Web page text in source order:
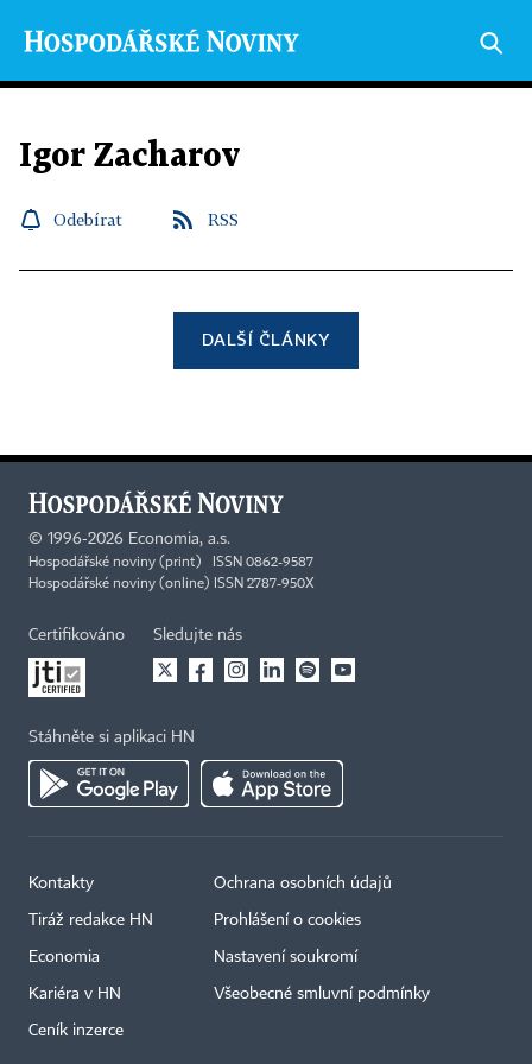
Igor Zacharov
Odebírat RSS
DALŠÍ ČLÁNKY
© 1996-2026 Economia, a.s.
Hospodářské noviny (print) ISSN 0862-9587
Hospodářské noviny (online) ISSN 2787-950X
Certifikováno Sledujte nás
Stáhněte si aplikaci HN
Kontakty
Tiráž redakce HN
Economia
Kariéra v HN
Ceník inzerce
Ochrana osobních údajů
Prohlášení o cookies
Nastavení soukromí
Všeobecné smluvní podmínky